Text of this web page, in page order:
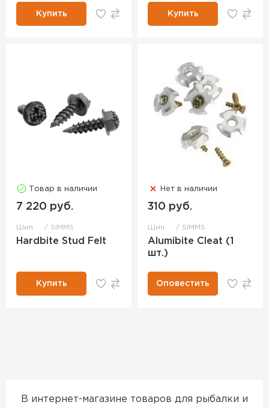
Купить Купить
Товар в наличии
7 220 руб.
Шип SIMMS
Hardbite Stud Felt
Купить
Нет в наличии
310 руб.
Шип SIMMS
Alumibite Cleat (1
шт.)
Оповестить
В интернет-магазине товаров для рыбалки и